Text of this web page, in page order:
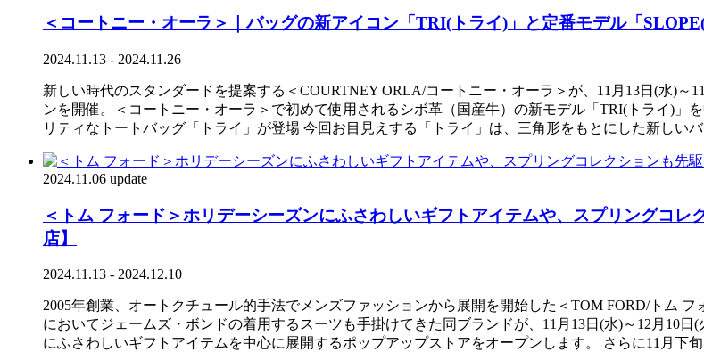
＜コートニー・オーラ＞｜バッグの新アイコン「TRI(トライ)」と定番モデル「
2024.11.13 - 2024.11.26
新しい時代のスタンダードを提案する＜COURTNEY ORLA/コートニー・オーラ＞が、11月13日(水)～
ンを開催。＜コートニー・オーラ＞で初めて使用されるシボ革（国産牛）の新モデル「TRI(トライ)」
リティなトートバッグ「トライ」が登場 今回お目見えする「トライ」は、三角形をもとにした新しい
2024.11.06 update
＜トム フォード＞ホリデーシーズンにふさわしいギフトアイテムや、スプリングコ
店】
2024.11.13 - 2024.12.10
2005年創業、オートクチュール的手法でメンズファッションから展開を開始した＜TOM FORD/トム
においてジェームズ・ボンドの着用するスーツも手掛けてきた同ブランドが、11月13日(水)～12月10
にふさわしいギフトアイテムを中心に展開するポップアップストアをオープンします。 さらに11月下